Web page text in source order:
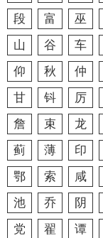
段
富 巫
山
谷 车
仰
秋 仲
甘
钭 厉
詹
束 龙
蓟
薄 印
鄂
索 咸
池
乔 阴
党
翟 谭